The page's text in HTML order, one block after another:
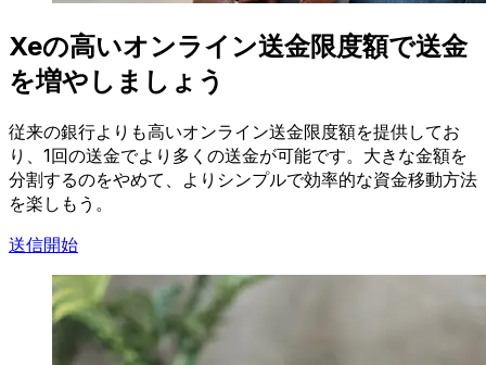
Xeの高いオンライン送金限度額で送金
を増やしましょう
従来の銀行よりも高いオンライン送金限度額を提供してお
り、1回の送金でより多くの送金が可能です。大きな金額を
分割するのをやめて、よりシンプルで効率的な資金移動方法
を楽しもう。
送信開始